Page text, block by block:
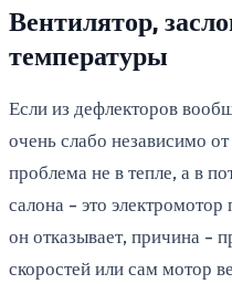
Вентилятор,
температуры
Если из дефлекторов
очень слабо независимо
проблема не в тепле, а в
салона - это
он отказывает, причина -
скоростей или сам мотор